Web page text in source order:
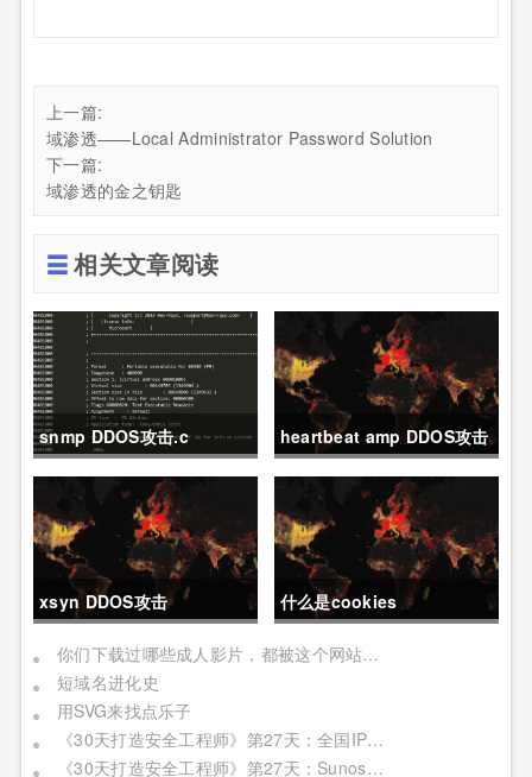
上一篇:
域渗透——Local Administrator Password Solution
下一篇:
域渗透的金之钥匙
相关文章阅读
snmp DDOS攻击.c
heartbeat amp DDOS攻击
资源扫描
xsyn DDOS攻击 什么是cookies
你们下载过哪些成人影片，都被这个网站记下了
短域名进化史
用SVG来找点乐子
《30天打造安全工程师》第27天：全国IP模糊分析
《30天打造安全工程师》第27天：Sunos（二）